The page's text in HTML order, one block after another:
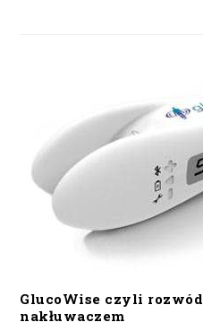
GlucoWise czyli
nakłuwaczem